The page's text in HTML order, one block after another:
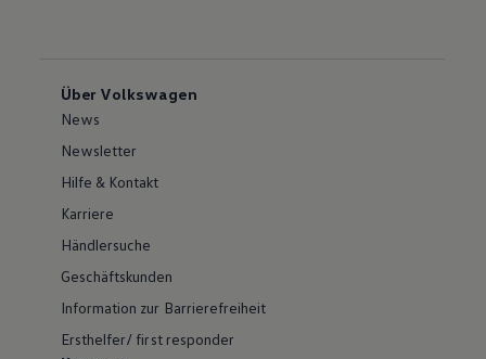
Über Volkswagen
News
Newsletter
Hilfe & Kontakt
Karriere
Händlersuche
Geschäftskunden
Information zur Barrierefreiheit
Ersthelfer/ first responder